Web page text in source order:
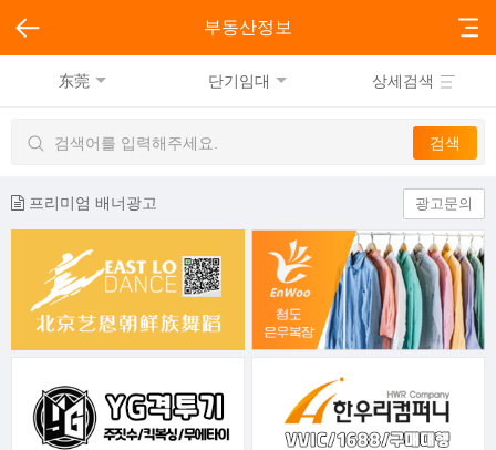
부동산정보
东莞 단기임대 상세검색
프리미엄 배너광고 광고문의